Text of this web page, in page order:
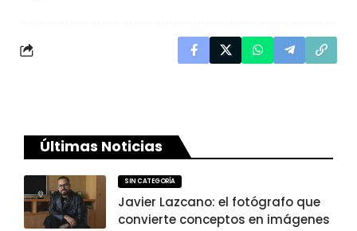
Últimas Noticias
SIN CATEGORÍA
Javier Lazcano: el fotógrafo que
convierte conceptos en imágenes